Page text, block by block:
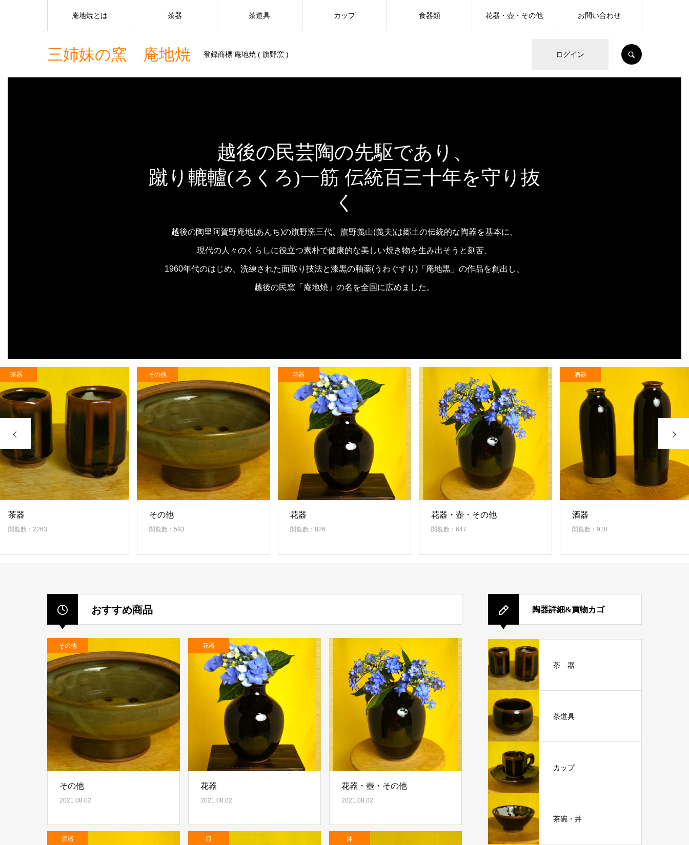
三姉妹の窯 庵地焼 登録商標 庵地焼 ( 旗野窯 ) ログイン
庵地焼とは 茶器 茶道具 カップ 食器類 花器・壺・その他 お問い合わせ
越後の民芸陶の先駆であり、
蹴り轆轤(ろくろ)一筋 伝統百三十年を守り抜
く
越後の陶里阿賀野庵地(あんち)の旗野窯三代、旗野義山(義夫)は郷土の伝統的な陶器を基本に、
現代の人々のくらしに役立つ素朴で健康的な美しい焼き物を生み出そうと刻苦、
1960年代のはじめ、洗練された面取り技法と漆黒の釉薬(うわぐすり)「庵地黒」の作品を創出し、
越後の民窯「庵地焼」の名を全国に広めました。
茶器
茶器
閲覧数：2263
その他
その他
閲覧数：593
花器
花器
閲覧数：826
花器・壺・その他
閲覧数：647
酒器
酒器
閲覧数：918
おすすめ商品
その他
その他
2021.08.02
花器
花器
2021.08.02
花器・壺・その他
2021.08.02
酒器 皿 鉢
陶器詳細&買物カゴ
茶 器
茶道具
カップ
茶碗・丼